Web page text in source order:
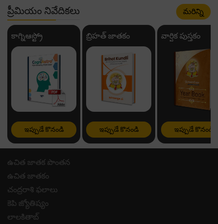
ప్రీమియం నివేదికలు మరిన్ని
కాగ్నిఆస్ట్రో
ఇప్పుడే కొనండి
బ్రిహత్ జాతకం
ఇప్పుడే కొనండి
వార్షిక పుస్తకం
ఇప్పుడే కొనండి
ఉచిత జాతక పొంతన
ఉచిత జాతకం
చంద్రరాశి ఫలాలు
కెపి జ్యోతిష్యం
లాలకితాబ్